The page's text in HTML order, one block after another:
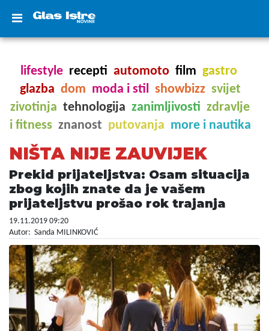
lifestyle recepti automoto film gastro
glazba dom moda i stil showbizz svijet
zivotinja tehnologija zanimljivosti zdravlje
i fitness znanost putovanja more i nautika
NIŠTA NIJE ZAUVIJEK
Prekid prijateljstva: Osam situacija
zbog kojih znate da je vašem
prijateljstvu prošao rok trajanja
19.11.2019 09:20
Autor: Sanda MILINKOVIĆ